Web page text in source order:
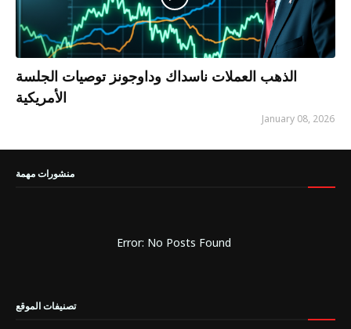
الذهب العملات ناسداك وداوجونز توصيات الجلسة
الأمريكية
January 08, 2026
منشورات مهمة
Error: No Posts Found
تصنيفات الموقع